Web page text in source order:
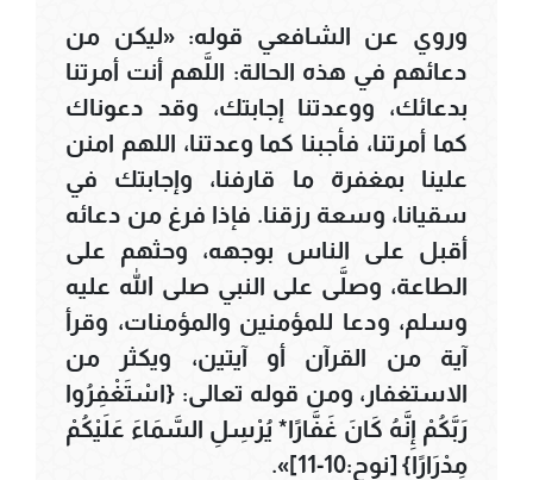
وروي عن الشافعي قوله: «ليكن من
دعائهم في هذه الحالة: اللَّهم أنت أمرتنا
بدعائك، ووعدتنا إجابتك، وقد دعوناك
كما أمرتنا، فأجبنا كما وعدتنا، اللهم امنن
علينا بمغفرة ما قارفنا، وإجابتك في
سقيانا، وسعة رزقنا. فإذا فرغ من دعائه
أقبل على الناس بوجهه، وحثهم على
الطاعة، وصلَّى على النبي صلى الله عليه
وسلم، ودعا للمؤمنين والمؤمنات، وقرأ
آية من القرآن أو آيتين، ويكثر من
الاستغفار، ومن قوله تعالى: {اسْتَغْفِرُوا
رَبَّكُمْ إِنَّهُ كَانَ غَفَّارًا* يُرْسِلِ السَّمَاءَ عَلَيْكُمْ
مِدْرَارًا} [نوح:10-11]».